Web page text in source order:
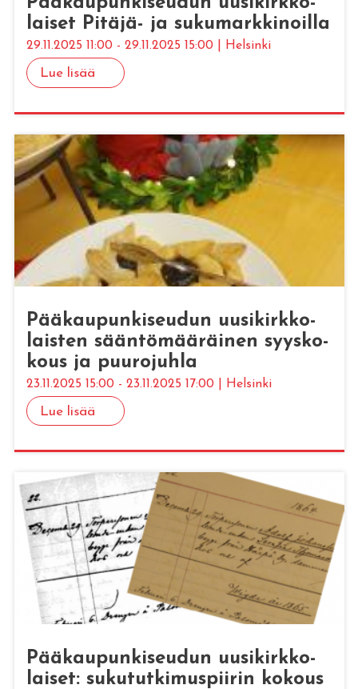
lai­set Pi­tä­jä- ja su­ku­mark­ki­noil­la
29.11.2025 11:00 - 29.11.2025 15:00 | Helsinki
Lue lisää
Pää­kau­pun­ki­seu­dun uusi­kirk­ko­
lais­ten sään­tö­mää­räi­nen syys­ko­
kous ja puu­ro­juh­la
23.11.2025 15:00 - 23.11.2025 17:00 | Helsinki
Lue lisää
Pää­kau­pun­ki­seu­dun uusi­kirk­ko­
lai­set: su­ku­tut­ki­mus­pii­rin ko­kous